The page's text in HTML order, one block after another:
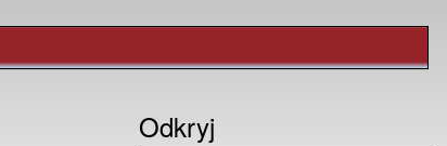
Odkryj